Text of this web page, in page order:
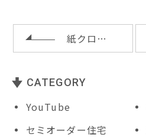
o
o
k
st t
紙クロス貼りと木製キッチンの施工
CATEGORY
YouTube
セミオーダー住宅